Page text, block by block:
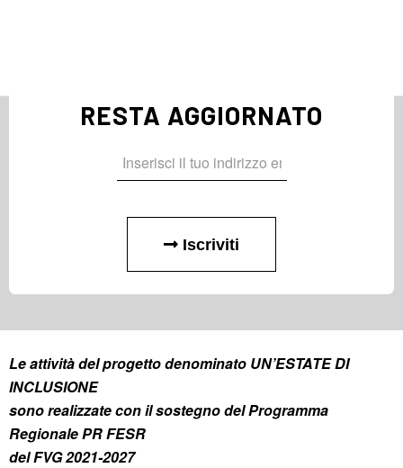
RESTA AGGIORNATO
Iscriviti
Le attività del progetto denominato UN’ESTATE DI
INCLUSIONE
sono realizzate con il sostegno del Programma
Regionale PR FESR
del FVG 2021-2027